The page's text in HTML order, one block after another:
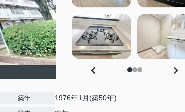
築年 1976年1月(築50年)